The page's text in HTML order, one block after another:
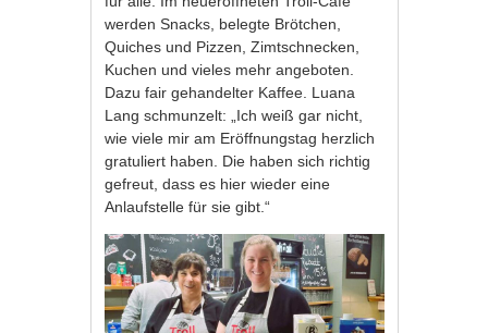
werden Snacks, belegte Brötchen,
Quiches und Pizzen, Zimtschnecken,
Kuchen und vieles mehr angeboten.
Dazu fair gehandelter Kaffee. Luana
Lang schmunzelt: „Ich weiß gar nicht,
wie viele mir am Eröffnungstag herzlich
gratuliert haben. Die haben sich richtig
gefreut, dass es hier wieder eine
Anlaufstelle für sie gibt.“